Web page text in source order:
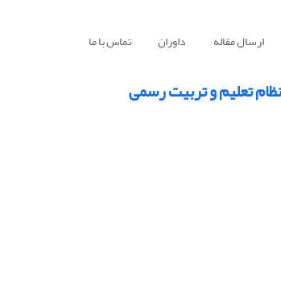
ارسال مقاله داوران تماس با ما
تعلیم و تربیت رسمی